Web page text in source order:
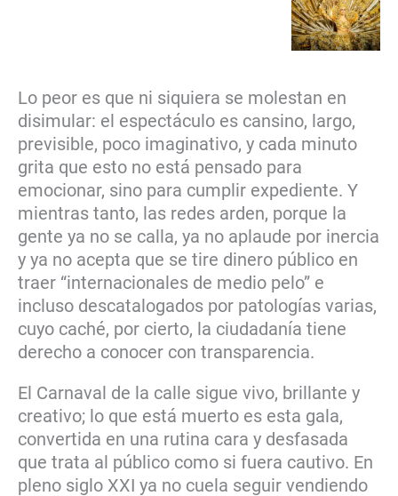
Lo peor es que ni siquiera se molestan en
disimular: el espectáculo es cansino, largo,
previsible, poco imaginativo, y cada minuto
grita que esto no está pensado para
emocionar, sino para cumplir expediente. Y
mientras tanto, las redes arden, porque la
gente ya no se calla, ya no aplaude por inercia
y ya no acepta que se tire dinero público en
traer “internacionales de medio pelo” e
incluso descatalogados por patologías varias,
cuyo caché, por cierto, la ciudadanía tiene
derecho a conocer con transparencia.
El Carnaval de la calle sigue vivo, brillante y
creativo; lo que está muerto es esta gala,
convertida en una rutina cara y desfasada
que trata al público como si fuera cautivo. En
pleno siglo XXI ya no cuela seguir vendiendo